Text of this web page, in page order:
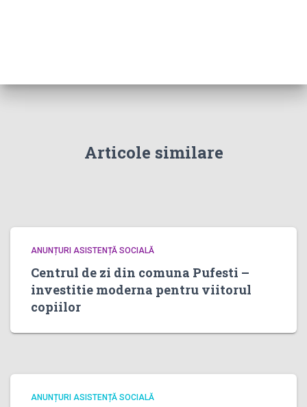
Articole similare
ANUNȚURI ASISTENȚĂ SOCIALĂ
Centrul de zi din comuna Pufesti –
investitie moderna pentru viitorul
copiilor
ANUNȚURI ASISTENȚĂ SOCIALĂ